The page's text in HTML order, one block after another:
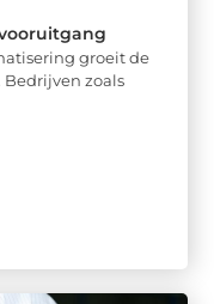
groeit de
zoals